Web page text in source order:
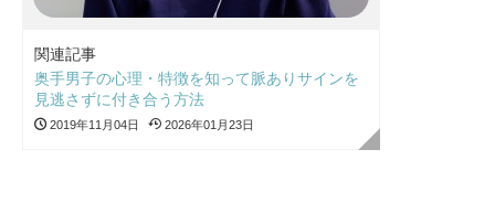
関連記事
奥手男子の心理・特徴を知って脈ありサインを
見逃さずに付き合う方法
2019年11月04日 2026年01月23日